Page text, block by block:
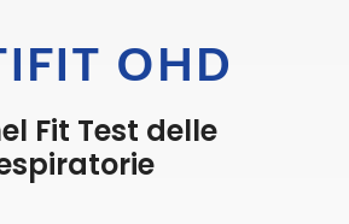
OHD
Fit Test delle